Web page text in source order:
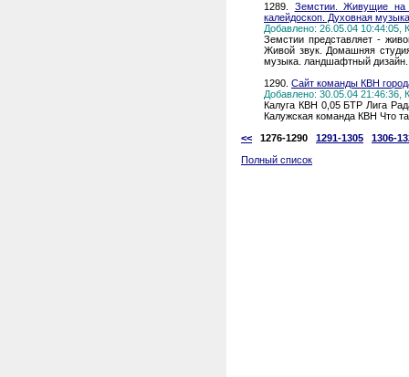
1289. Земстии. Живущие на
калейдоскоп. Духовная
Добавлено: 26.05.04 10:44:05,
Земстии представляет -
Живой звук. Домашняя
музыка. ландшафтный
1290. Сайт команды КВН
Добавлено: 30.05.04 21:46:36,
Калуга КВН 0,05 БТР Лига
Калужская команда КВН Что
<<
1276-1290 1291-1305
1306-
Полный список